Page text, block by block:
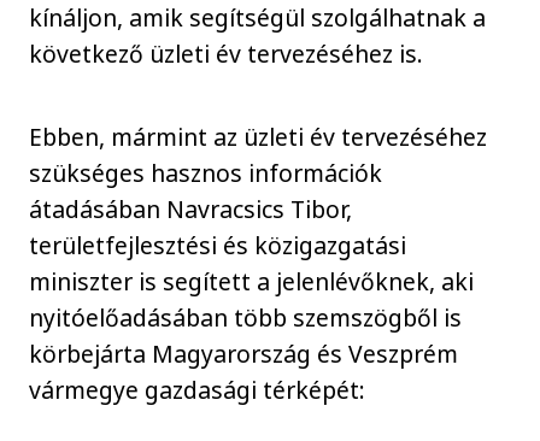
kínáljon, amik segítségül szolgálhatnak a
következő üzleti év tervezéséhez is.
Ebben, mármint az üzleti év tervezéséhez
szükséges hasznos információk
átadásában Navracsics Tibor,
területfejlesztési és közigazgatási
miniszter is segített a jelenlévőknek, aki
nyitóelőadásában több szemszögből is
körbejárta Magyarország és Veszprém
vármegye gazdasági térképét: